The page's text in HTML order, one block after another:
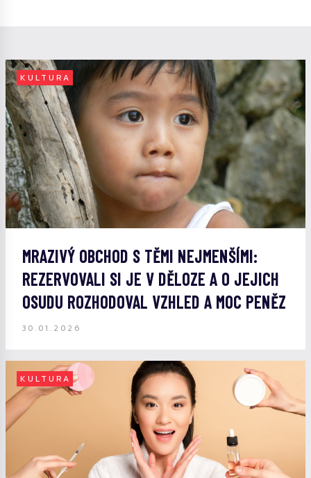
KULTURA
MRAZIVÝ OBCHOD S TĚMI NEJMENŠÍMI:
REZERVOVALI SI JE V DĚLOZE A O JEJICH
OSUDU ROZHODOVAL VZHLED A MOC PENĚZ
30.01.2026
KULTURA